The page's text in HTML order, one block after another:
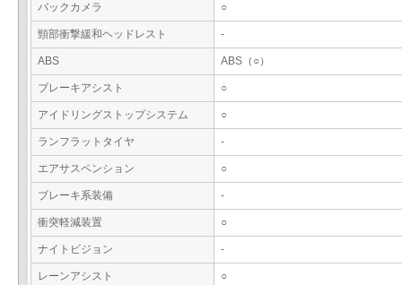
バックカメラ ○
頸部衝撃緩和ヘッドレスト -
ABS ABS（○）
ブレーキアシスト ○
アイドリングストップシステム ○
ランフラットタイヤ -
エアサスペンション ○
ブレーキ系装備 -
衝突軽減装置 ○
ナイトビジョン -
レーンアシスト ○